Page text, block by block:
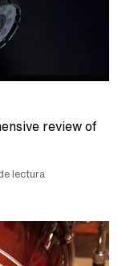
review of
lectura